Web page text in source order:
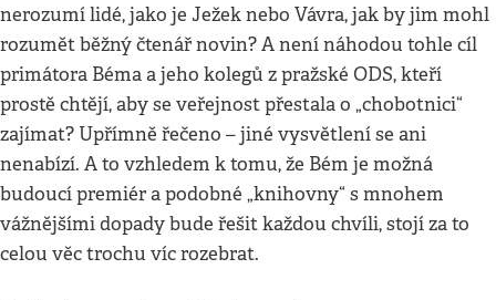
nerozumí lidé, jako je Ježek nebo Vávra, jak by jim mohl
rozumět běžný čtenář novin? A není náhodou tohle cíl
primátora Béma a jeho kolegů z pražské ODS, kteří
prostě chtějí, aby se veřejnost přestala o „chobotnici“
zajímat? Upřímně řečeno – jiné vysvětlení se ani
nenabízí. A to vzhledem k tomu, že Bém je možná
budoucí premiér a podobné „knihovny“ s mnohem
vážnějšími dopady bude řešit každou chvíli, stojí za to
celou věc trochu víc rozebrat.